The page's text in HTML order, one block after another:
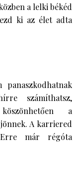
a lelki békéd
ki az élet adta
számíthatsz,
a
A karriered
már régóta